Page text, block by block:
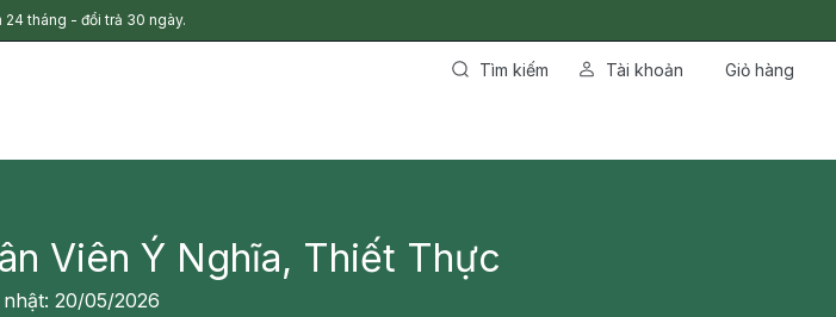
24 tháng - đổi trả 30 ngày.
Tìm kiếm Tài khoản Giỏ hàng
Viên Ý Nghĩa, Thiết Thực
20/05/2026